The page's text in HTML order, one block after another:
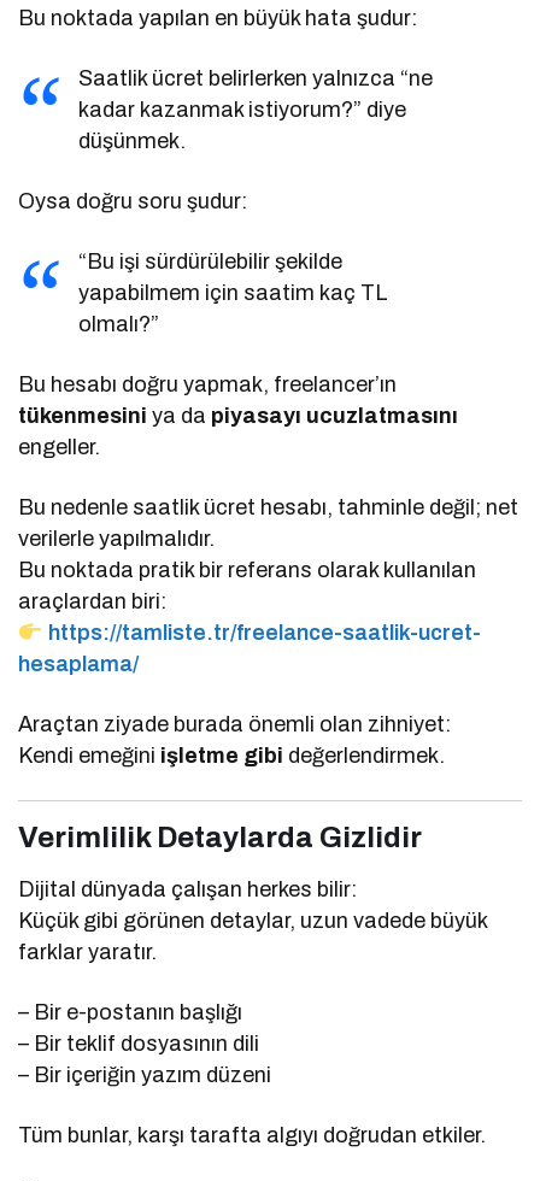
Bu noktada yapılan en büyük hata şudur:
Saatlik ücret belirlerken yalnızca “ne
kadar kazanmak istiyorum?” diye
düşünmek.
Oysa doğru soru şudur:
“Bu işi sürdürülebilir şekilde
yapabilmem için saatim kaç TL
olmalı?”
Bu hesabı doğru yapmak, freelancer’ın
tükenmesini ya da piyasayı ucuzlatmasını
engeller.
Bu nedenle saatlik ücret hesabı, tahminle değil; net
verilerle yapılmalıdır.
Bu noktada pratik bir referans olarak kullanılan
araçlardan biri:
https://tamliste.tr/freelance-saatlik-ucret-
hesaplama/
Araçtan ziyade burada önemli olan zihniyet:
Kendi emeğini işletme gibi değerlendirmek.
Verimlilik Detaylarda Gizlidir
Dijital dünyada çalışan herkes bilir:
Küçük gibi görünen detaylar, uzun vadede büyük
farklar yaratır.
– Bir e-postanın başlığı
– Bir teklif dosyasının dili
– Bir içeriğin yazım düzeni
Tüm bunlar, karşı tarafta algıyı doğrudan etkiler.